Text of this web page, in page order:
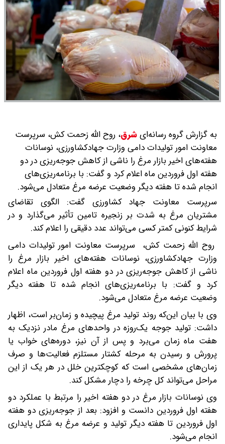
به گزارش گروه رسانه‌ایشرق، روح الله زحمت کش، سرپرست
معاونت امور تولیدات دامی وزارت جهادکشاورزی، نوسانات
هفته‌های اخیر بازار مرغ را ناشی از کاهش جوجه‌ریزی در دو
هفته اول فروردین ماه اعلام کرد و گفت: با برنامه‌ریزی‌های
انجام شده تا هفته دیگر وضعیت عرضه مرغ متعادل می‌شود.
سرپرست معاونت جهاد کشاورزی گفت: الگوی تقاضای
مشتریان مرغ به شدت بر زنجیره تامین تأثیر می‌گذارد و در
شرایط کنونی کمتر کسی می‌تواند عدد دقیقی را اعلام کند.
روح الله زحمت کش، سرپرست معاونت امور تولیدات دامی
وزارت جهادکشاورزی، نوسانات هفته‌های اخیر بازار مرغ را
ناشی از کاهش جوجه‌ریزی در دو هفته اول فروردین ماه اعلام
کرد و گفت: با برنامه‌ریزی‌های انجام شده تا هفته دیگر
وضعیت عرضه مرغ متعادل می‌شود.
وی با بیان این‌که روند تولید مرغ پیچیده و زمان‌بر است، اظهار
داشت: تولید جوجه یک‌روزه در واحدهای مرغ مادر نزدیک به
هفت ماه زمان می‌برد و پس از آن نیز، دوره‌های خواب یا
پرورش و رسیدن به مرحله کشتار مستلزم فعالیت‌ها و صرف
زمان‌های مشخصی است که کوچکترین خلل در هر یک از این
مراحل می‌تواند کل چرخه را دچار مشکل کند.
وی نوسانات بازار مرغ در دو هفته اخیر را مرتبط با عملکرد دو
هفته اول فروردین دانست و افزود: بعد از جوجه‌ریزی دو هفته
اول فروردین تا هفته دیگر تولید و عرضه مرغ به شکل پایداری
انجام می‌شود.